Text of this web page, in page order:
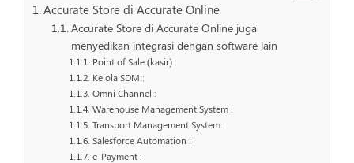
Accurate Store di Accurate Online
Accurate Store di Accurate Online juga
menyedikan integrasi dengan software lain
Point of Sale (kasir) :
Kelola SDM :
Omni Channel :
Warehouse Management System :
Transport Management System :
Salesforce Automation :
e-Payment :